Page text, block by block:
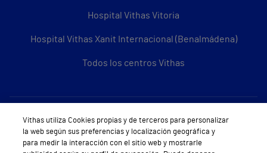
Hospital Vithas Vitoria
Hospital Vithas Xanit Internacional (Benalmádena)
Todos los centros Vithas
Sobre Vithas
Quiénes somos
Vithas utiliza Cookies propias y de terceros para personalizar
la web según sus preferencias y localización geográfica y
para medir la interacción con el sitio web y mostrarle